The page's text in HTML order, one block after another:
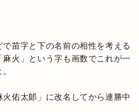
苗字と下の名前の相性を考える
火」という字も画数でこれが一
火佑太郞」に改名してから連勝中